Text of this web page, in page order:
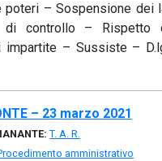
poteri – Sospensione dei
di controllo – Rispetto
impartite – Sussiste –
– 23 marzo 2021
T. A. R.
amministrativo